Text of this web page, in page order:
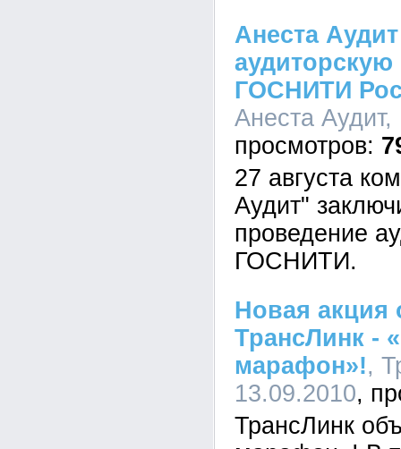
Анеста
ГОСНИТИ
Анеста
27 августа
Аудит"
проведение
ГОСНИТИ.
Новая акция
ТрансЛинк -
марафон»!,
13.09.2010
ТрансЛинк